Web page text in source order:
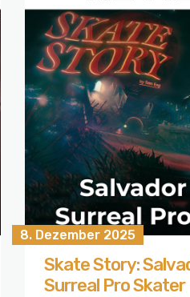
8. Dezember 2025
Skate Story:
Surreal Pro Skater